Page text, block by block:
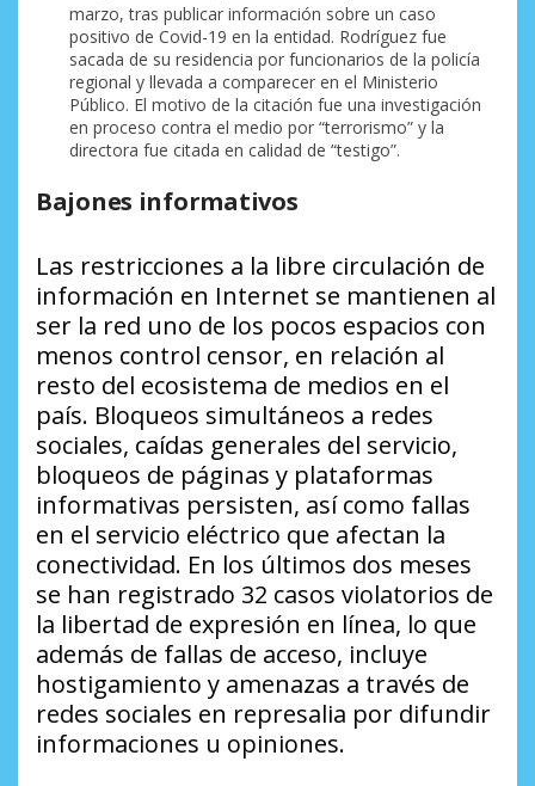
marzo, tras publicar información sobre un caso
positivo de Covid-19 en la entidad. Rodríguez fue
sacada de su residencia por funcionarios de la policía
regional y llevada a comparecer en el Ministerio
Público. El motivo de la citación fue una investigación
en proceso contra el medio por “terrorismo” y la
directora fue citada en calidad de “testigo”.
Bajones informativos
Las restricciones a la libre circulación de
información en Internet se mantienen al
ser la red uno de los pocos espacios con
menos control censor, en relación al
resto del ecosistema de medios en el
país. Bloqueos simultáneos a redes
sociales, caídas generales del servicio,
bloqueos de páginas y plataformas
informativas persisten, así como fallas
en el servicio eléctrico que afectan la
conectividad. En los últimos dos meses
se han registrado 32 casos violatorios de
la libertad de expresión en línea, lo que
además de fallas de acceso, incluye
hostigamiento y amenazas a través de
redes sociales en represalia por difundir
informaciones u opiniones.